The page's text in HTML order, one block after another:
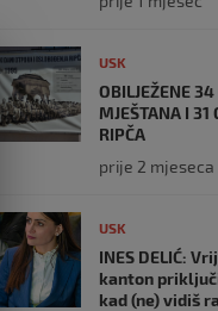
USK
OBILJEŽENE
MJEŠTANA I 31
RIPČA
prije 2 mjeseca
USK
INES DELIĆ:
kanton
kad (ne) vidiš